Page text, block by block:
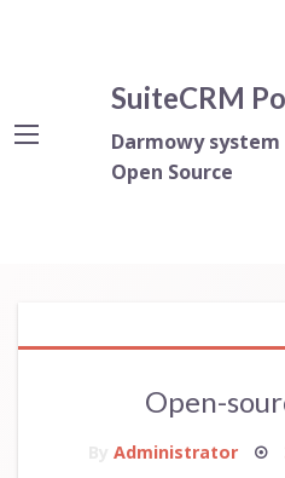
SuiteCRM
Darmowy system
Open Source
Open-
ByAdministrator